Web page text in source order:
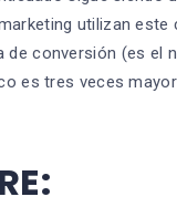
utilizan este
conversión (es el
es tres veces